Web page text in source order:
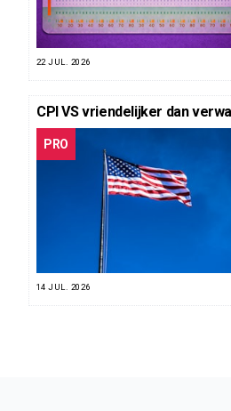
22 JUL. 2026
CPI VS vriendelijker dan
PRO
14 JUL. 2026